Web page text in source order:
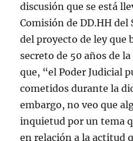
discusión que se está
Comisión de DD.HH del
del proyecto de ley que
secreto de 50 años de
que, “el Poder Judicial
cometidos durante la
embargo, no veo que
inquietud por un tema
en relación a la actitud